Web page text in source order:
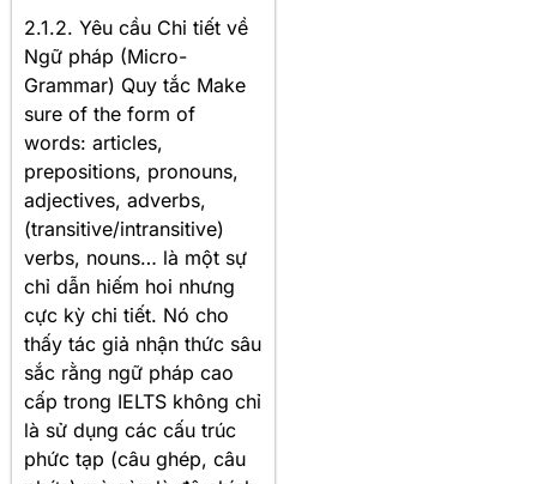
2.1.2. Yêu cầu Chi tiết về
Ngữ pháp (Micro-
Grammar) Quy tắc Make
sure of the form of
words: articles,
prepositions, pronouns,
adjectives, adverbs,
(transitive/intransitive)
verbs, nouns… là một sự
chỉ dẫn hiếm hoi nhưng
cực kỳ chi tiết. Nó cho
thấy tác giả nhận thức sâu
sắc rằng ngữ pháp cao
cấp trong IELTS không chỉ
là sử dụng các cấu trúc
phức tạp (câu ghép, câu